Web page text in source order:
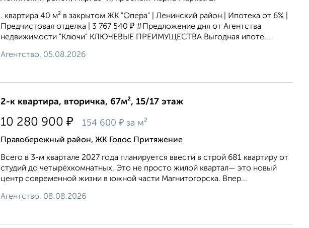
. квартира 40 м² в закрытом ЖК "Опера" | Ленинский район | Ипотека от 6% |
Предчистовая отделка | 3 767 540 ₽ #Предложение дня от Агентства
недвижимости "Ключи" КЛЮЧЕВЫЕ ПРЕИМУЩЕСТВА Выгодная ипоте...
Агентство, 05.08.2026
2-к квартира, вторичка, 67м², 15/17 этаж
10 280 900 ₽ 154 600 ₽ за м²
Правобережный район, ЖК Голос Притяжение
Всего в 3-м квартале 2027 года планируется ввести в строй 681 квартиру от
студий до четырёхкомнатных. Это не просто жилой квартал— это новый
центр современной жизни в южной части Магнитогорска. Впер...
Агентство, 08.08.2026